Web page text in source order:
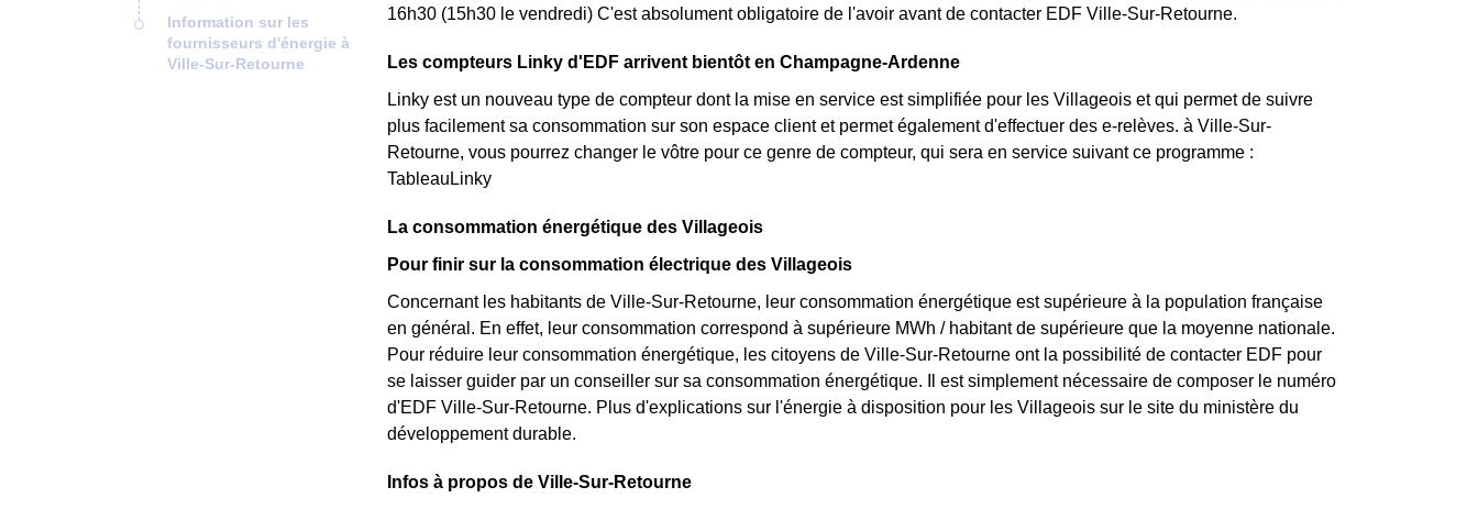
Information sur les
fournisseurs d'énergie à
Ville-Sur-Retourne
16h30 (15h30 le vendredi) C'est absolument obligatoire de l'avoir avant de contacter EDF Ville-Sur-Retourne.
Les compteurs Linky d'EDF arrivent bientôt en Champagne-Ardenne
Linky est un nouveau type de compteur dont la mise en service est simplifiée pour les Villageois et qui permet de suivre
plus facilement sa consommation sur son espace client et permet également d'effectuer des e-relèves. à Ville-Sur-
Retourne, vous pourrez changer le vôtre pour ce genre de compteur, qui sera en service suivant ce programme :
TableauLinky
La consommation énergétique des Villageois
Pour finir sur la consommation électrique des Villageois
Concernant les habitants de Ville-Sur-Retourne, leur consommation énergétique est supérieure à la population française
en général. En effet, leur consommation correspond à supérieure MWh / habitant de supérieure que la moyenne nationale.
Pour réduire leur consommation énergétique, les citoyens de Ville-Sur-Retourne ont la possibilité de contacter EDF pour
se laisser guider par un conseiller sur sa consommation énergétique. Il est simplement nécessaire de composer le numéro
d'EDF Ville-Sur-Retourne. Plus d'explications sur l'énergie à disposition pour les Villageois sur le site du ministère du
développement durable.
Infos à propos de Ville-Sur-Retourne